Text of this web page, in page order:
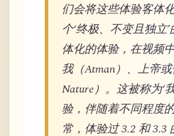
们会将这些体验客体
个‘终极、不变且独立
体化的体验，在视频
我（Atman）、上帝
Nature）。这被称为‘
验，伴随着不同程度
常，体验过 3.2 和